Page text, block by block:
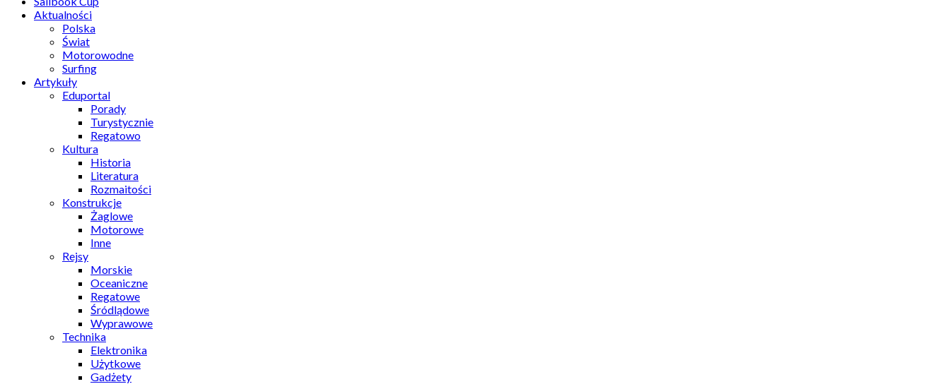
Aktualności
Polska
Świat
Motorowodne
Surfing
Artykuły
Eduportal
Porady
Turystycznie
Regatowo
Kultura
Historia
Literatura
Rozmaitości
Konstrukcje
Żaglowe
Motorowe
Inne
Rejsy
Morskie
Oceaniczne
Regatowe
Śródlądowe
Wyprawowe
Technika
Elektronika
Użytkowe
Gadżety